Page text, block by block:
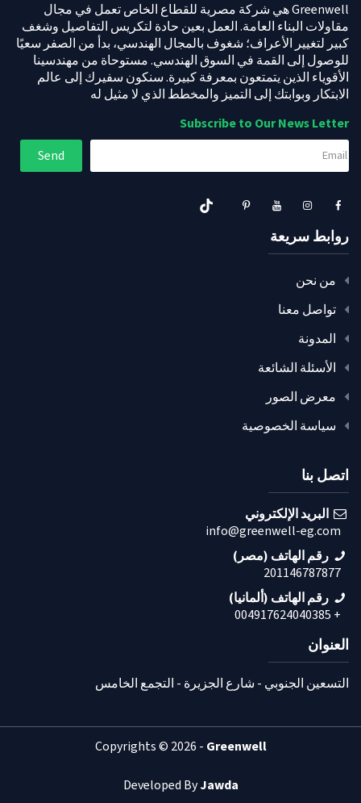
Greenwell هي شركة مصرية للقطاع الخاص تعمل في مجال
مقاولات البناء العامة. العمل بعين حادة لتكريس التفاصيل وشغف
كبير لتغيير الأعراف؛ شغوف بالمجال الهندسي، بدأ من الصفر سعيًا
للوصول إلى القمة في السوق الهندسي. مستوحاة من مهندسينا
الأقوياء الذين يتمتعون بمعرفة كبيرة. سنكون سفيرك إلى عالم
الابتكار وبوابتك إلى التميز والمخطط الذي لا مثيل له
Subscribe to Our News Letter
روابط سريعة
من نحن
تواصل معنا
المدونة
الأسئلة الشائعة
معرض الصور
سياسة الخصوصية
اتصل بنا
البريد الإلكتروني
info@greenwell-eg.com
رقم الهاتف (مصر)
201146787877
رقم الهاتف (ألمانيا)
العنوان
التسعين الجنوبي - شارع الجزيرة - التجمع الخامس
Copyrights © 2026 -Greenwell
Developed ByJawda